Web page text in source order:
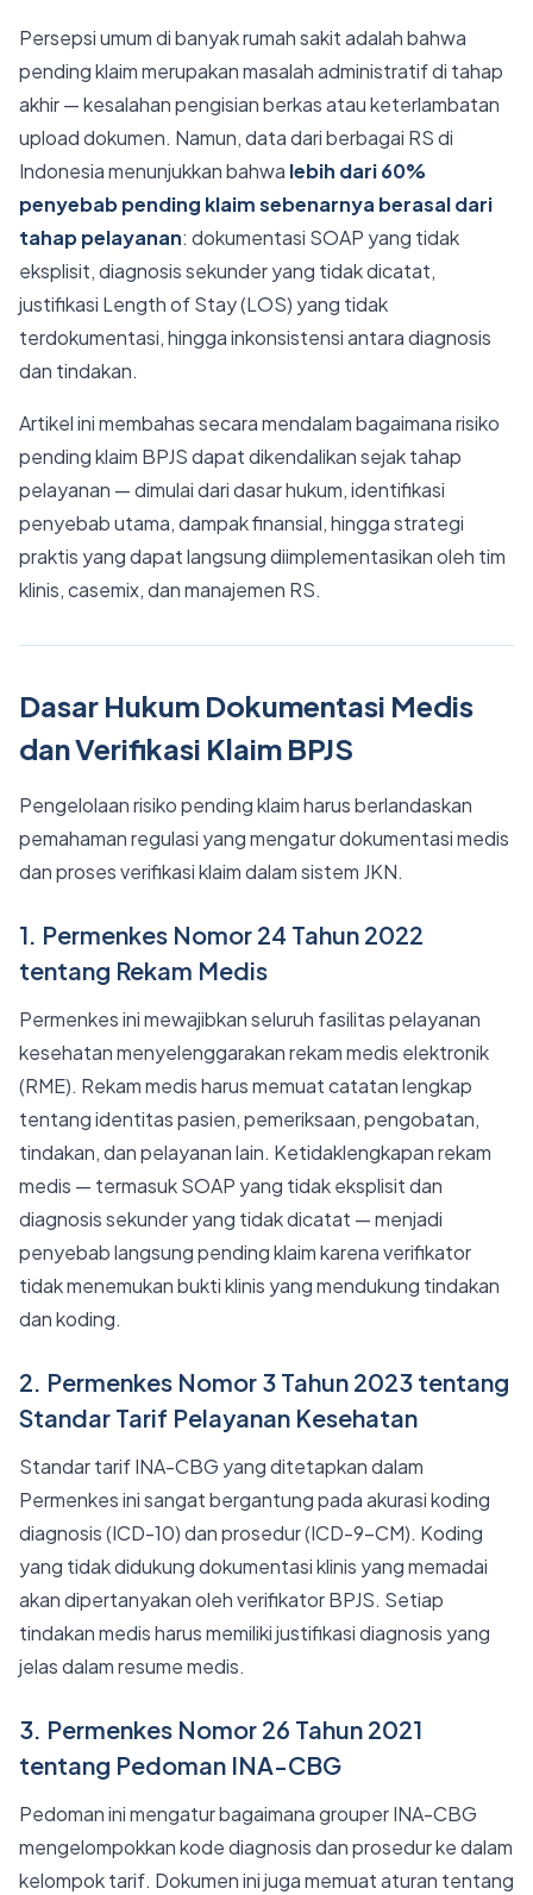
Persepsi umum di banyak rumah sakit adalah bahwa
pending klaim merupakan masalah administratif di tahap
akhir — kesalahan pengisian berkas atau keterlambatan
upload dokumen. Namun, data dari berbagai RS di
Indonesia menunjukkan bahwa lebih dari 60%
penyebab pending klaim sebenarnya berasal dari
tahap pelayanan: dokumentasi SOAP yang tidak
eksplisit, diagnosis sekunder yang tidak dicatat,
justifikasi Length of Stay (LOS) yang tidak
terdokumentasi, hingga inkonsistensi antara diagnosis
dan tindakan.
Artikel ini membahas secara mendalam bagaimana risiko
pending klaim BPJS dapat dikendalikan sejak tahap
pelayanan — dimulai dari dasar hukum, identifikasi
penyebab utama, dampak finansial, hingga strategi
praktis yang dapat langsung diimplementasikan oleh tim
klinis, casemix, dan manajemen RS.
Dasar Hukum Dokumentasi Medis
dan Verifikasi Klaim BPJS
Pengelolaan risiko pending klaim harus berlandaskan
pemahaman regulasi yang mengatur dokumentasi medis
dan proses verifikasi klaim dalam sistem JKN.
1. Permenkes Nomor 24 Tahun 2022
tentang Rekam Medis
Permenkes ini mewajibkan seluruh fasilitas pelayanan
kesehatan menyelenggarakan rekam medis elektronik
(RME). Rekam medis harus memuat catatan lengkap
tentang identitas pasien, pemeriksaan, pengobatan,
tindakan, dan pelayanan lain. Ketidaklengkapan rekam
medis — termasuk SOAP yang tidak eksplisit dan
diagnosis sekunder yang tidak dicatat — menjadi
penyebab langsung pending klaim karena verifikator
tidak menemukan bukti klinis yang mendukung tindakan
dan koding.
2. Permenkes Nomor 3 Tahun 2023 tentang
Standar Tarif Pelayanan Kesehatan
Standar tarif INA-CBG yang ditetapkan dalam
Permenkes ini sangat bergantung pada akurasi koding
diagnosis (ICD-10) dan prosedur (ICD-9-CM). Koding
yang tidak didukung dokumentasi klinis yang memadai
akan dipertanyakan oleh verifikator BPJS. Setiap
tindakan medis harus memiliki justifikasi diagnosis yang
jelas dalam resume medis.
3. Permenkes Nomor 26 Tahun 2021
tentang Pedoman INA-CBG
Pedoman ini mengatur bagaimana grouper INA-CBG
mengelompokkan kode diagnosis dan prosedur ke dalam
kelompok tarif. Dokumen ini juga memuat aturan tentang